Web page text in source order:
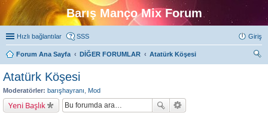
Barış Manço Mix Forum
Hızlı bağlantılar SSS Giriş
Forum Ana Sayfa DİĞER FORUMLAR
Atatürk Köşesi
Atatürk Köşesi
Moderatörler: barışhayranı Mod
Yeni Başlık